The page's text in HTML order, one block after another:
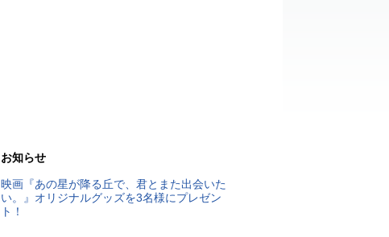
お知らせ
映画『あの星が降る丘で、君とまた出会いた
い。』オリジナルグッズを3名様にプレゼン
ト！